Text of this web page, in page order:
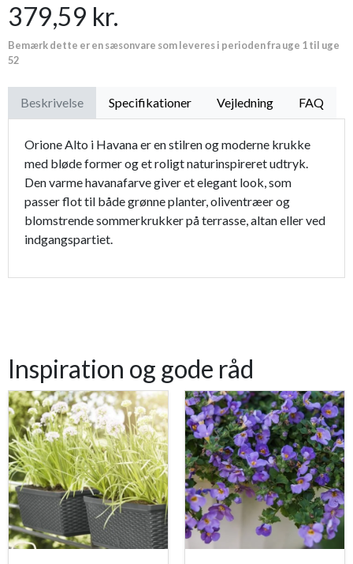
379,59 kr.
Bemærk dette er en sæsonvare som leveres i perioden fra uge 1 til uge
52
Beskrivelse Specifikationer Vejledning FAQ
Orione Alto i Havana er en stilren og moderne krukke
med bløde former og et roligt naturinspireret udtryk.
Den varme havanafarve giver et elegant look, som
passer flot til både grønne planter, oliventræer og
blomstrende sommerkrukker på terrasse, altan eller ved
indgangspartiet.
Inspiration og gode råd